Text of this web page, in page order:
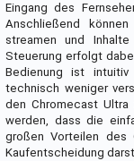
Eingang des
Anschließend
streamen und
Steuerung erfolgt
Bedienung ist
technisch weniger
den Chromecast Ultra
werden, dass die
großen Vorteilen des
Kaufentscheidung